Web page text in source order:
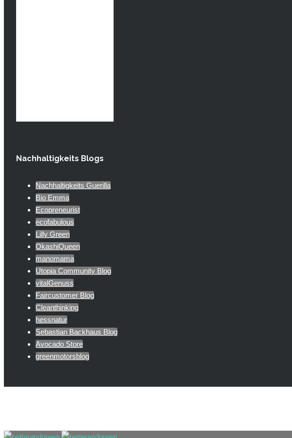
Nachhaltigkeits Blogs
Nachhaltigkeits Guerilla
Bio Emma
Ecopreneurist
ecofabulous
Lilly Green
OkashiQueen
manomama
Utopia Community Blog
vitalGenuss
Faircustomer Blog
Cleanthinking
hessnatur
Sebastian Backhaus Blog
Avocado Store
greenmotorsblog